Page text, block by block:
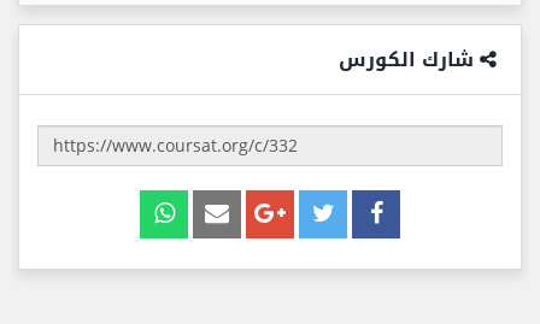
شارك الكورس